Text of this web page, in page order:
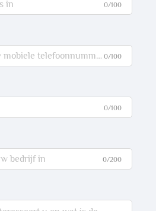
0/100
0/100
0/100
0/200